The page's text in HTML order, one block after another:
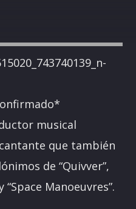
musical
que también
de “Quivver”,
“Space Manoeuvres”.